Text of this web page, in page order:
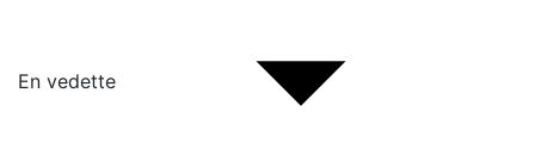
En vedette